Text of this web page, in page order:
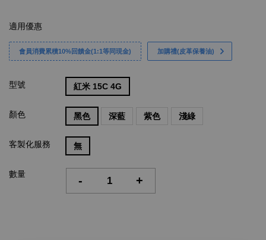
適用優惠
會員消費累積10%回饋金(1:1等同現金) 加購禮(皮革保養油)
型號 紅米 15C 4G
顏色 黑色 深藍 紫色 淺綠
客製化服務 無
數量 - +